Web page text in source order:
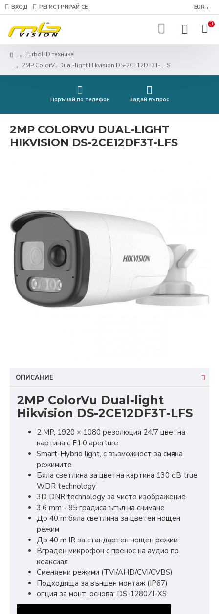
ВХОД РЕГИСТРИРАЙ СЕ EUR
0
TurboHD техника
2MP ColorVu Dual-light Hikvision DS-2CE12DF3T-LFS
Поръчай по телефон Задай въпрос
2MP COLORVU DUAL-LIGHT
HIKVISION DS-2CE12DF3T-LFS
ОПИСАНИЕ
2MP ColorVu Dual-light
Hikvision DS-2CE12DF3T-LFS
2 MP, 1920 × 1080 резолюция 24/7 цветна
картина с F1.0 aperture
Smart-Hybrid light, с възможност за смяна
режимите
Бяла светлина за цветна картина 130 dB true
WDR technology
3D DNR technology за чисто изображение
3.6 mm - 85 градиса ъгъл на снимане
До 40 m бяла светлина за цветен нощен
режим
До 40 m IR за стандартен нощен режим
Вграден микрофон с пренос на аудио по
коаксиал
Сменяеми режими (TVI/AHD/CVI/CVBS)
Подходяща за външен монтаж (IP67)
опция за монт. основа: DS-1280ZJ-XS